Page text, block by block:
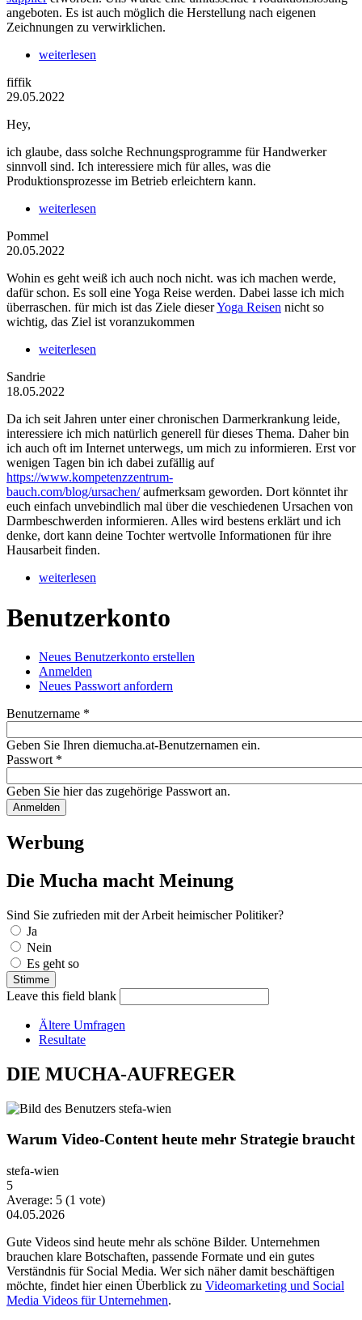
angeboten. Es ist auch möglich die Herstellung nach eigenen
Zeichnungen zu verwirklichen.
weiterlesen
fiffik
29.05.2022
Hey,
ich glaube, dass solche Rechnungsprogramme für Handwerker
sinnvoll sind. Ich interessiere mich für alles, was die
Produktionsprozesse im Betrieb erleichtern kann.
weiterlesen
Pommel
20.05.2022
Wohin es geht weiß ich auch noch nicht. was ich machen werde,
dafür schon. Es soll eine Yoga Reise werden. Dabei lasse ich mich
überraschen. für mich ist das Ziele dieserYoga Reisen nicht so
wichtig, das Ziel ist voranzukommen
weiterlesen
Sandrie
18.05.2022
Da ich seit Jahren unter einer chronischen Darmerkrankung leide,
interessiere ich mich natürlich generell für dieses Thema. Daher bin
ich auch oft im Internet unterwegs, um mich zu informieren. Erst vor
wenigen Tagen bin ich dabei zufällig auf
https://www.kompetenzzentrum-
bauch.com/blog/ursachen/aufmerksam geworden. Dort könntet ihr
euch einfach unvebindlich mal über die veschiedenen Ursachen von
Darmbeschwerden informieren. Alles wird bestens erklärt und ich
denke, dort kann deine Tochter wertvolle Informationen für ihre
Hausarbeit finden.
weiterlesen
Benutzerkonto
Haupt-Reiter
Neues Benutzerkonto erstellen
Anmelden
Neues Passwort anfordern
Benutzername *
Geben Sie Ihren diemucha.at-Benutzernamen ein.
Passwort *
Geben Sie hier das zugehörige Passwort an.
Werbung
Die Mucha macht Meinung
Sind Sie zufrieden mit der Arbeit heimischer Politiker?
Auswahlmöglichkeiten
Ja
Nein
Es geht so
Leave this field blank
Ältere Umfragen
Resultate
DIE MUCHA-AUFREGER
Warum Video-Content heute mehr Strategie braucht
stefa-wien
5
Average: 5 (1 vote)
04.05.2026
Gute Videos sind heute mehr als schöne Bilder. Unternehmen
brauchen klare Botschaften, passende Formate und ein gutes
Verständnis für Social Media. Wer sich näher damit beschäftigen
möchte, findet hier einen Überblick zu Videomarketing und Social
Media Videos für Unternehmen.